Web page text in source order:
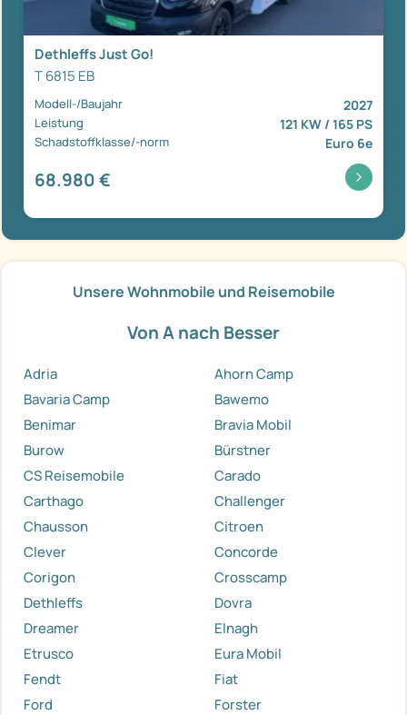
Dethleffs Just Go!
T 6815 EB
Modell-/Baujahr 2027
Leistung 121 KW / 165 PS
Schadstoffklasse/-norm Euro 6e
68.980 €
Unsere Wohnmobile und Reisemobile
Von A nach Besser
Adria
Ahorn Camp
Bavaria Camp
Bawemo
Benimar
Bravia Mobil
Burow
Bürstner
CS Reisemobile
Carado
Carthago
Challenger
Chausson
Citroen
Clever
Concorde
Corigon
Crosscamp
Dethleffs
Dovra
Dreamer
Elnagh
Etrusco
Eura Mobil
Fendt
Fiat
Ford
Forster